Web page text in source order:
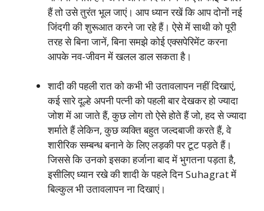
हैं तो उसे तुरंत भूल जाएं। आप ध्यान रखें कि आप दोनों नई
जिंदगी की शुरूआत करने जा रहे हैं। ऐसे में साथी को पूरी
तरह से बिना जानें, बिना समझे कोई एक्सपेरिमेंट करना
आपके नव-जीवन में खलल डाल सकता है।
शादी की पहली रात को कभी भी उतावलापन नहीं दिखाएं,
कई सारे दूल्हे अपनी पत्नी को पहली बार देखकर हो ज्यादा
जोश में आ जाते हैं, कुछ लोग तो ऐसे होते हैं जो, हद से ज्यादा
शर्माते हैं लेकिन, कुछ व्यक्ति बहुत जल्दबाजी करते हैं, वे
शारीरिक सम्बन्ध बनाने के लिए लड़की पर टूट पड़ते हैं।
जिससे कि उनको इसका हर्जाना बाद में भुगतना पड़ता है,
इसीलिए ध्यान रखे की शादी के पहले दिन Suhagrat में
बिल्कुल भी उतावलापन ना दिखाएं।